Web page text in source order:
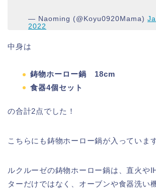
— Naoming (@Koyu0920Mama)
2022
中身は
鋳物ホーロー鍋 18cm
食器4個セット
の合計2点でした！
こちらにも鋳物ホーロー鍋が入っていま
ルクルーゼの鋳物ホーロー鍋は、直火や
ターだけではなく、オーブンや食器洗い